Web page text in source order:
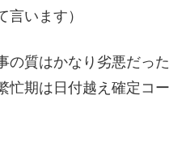
います）
の質はかなり劣悪だっ
期は日付越え確定コ